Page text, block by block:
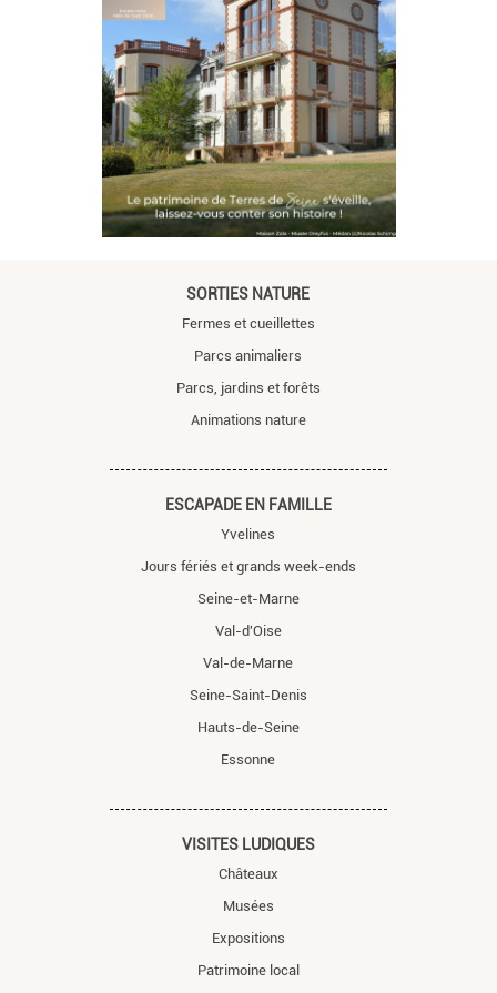
SORTIES NATURE
Fermes et cueillettes
Parcs animaliers
Parcs, jardins et forêts
Animations nature
ESCAPADE EN FAMILLE
Yvelines
Jours fériés et grands week-ends
Seine-et-Marne
Val-d'Oise
Val-de-Marne
Seine-Saint-Denis
Hauts-de-Seine
Essonne
VISITES LUDIQUES
Châteaux
Musées
Expositions
Patrimoine local